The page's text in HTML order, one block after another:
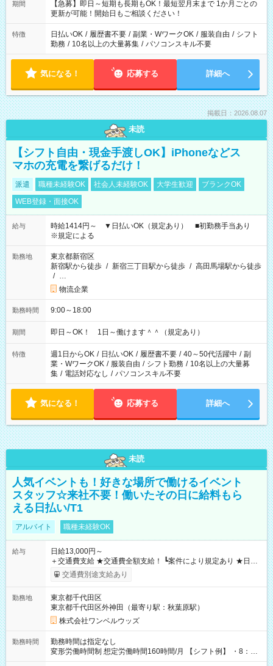
期間
【急募】即日～短期も長期もOK！最短翌月末まで 1か月ごとの
更新が可能！開始日もご相談ください！
特徴 日払いOK / 履歴書不要 / 副業・WワークOK / 服装自由 / シフト
勤務 / 10名以上の大量募集 / パソコンスキル不要
気になる！ 応募する 詳細へ
掲載日：2026.08.07
未読
【シフト自由・現金手渡しOK】iPhoneなどス
マホの充電を繋げるだけ！
派遣 職種未経験OK 社会人未経験OK 大学生歓迎
ブランクOK
WEB登録・面接OK
給与
時給1414円～ ▼日払いOK（規定あり） ■初勤務手当あり
※規定による
勤務地
東京都新宿区
新宿駅から徒歩 / 新宿三丁目駅から徒歩 / 高田馬場駅から徒歩
/ …
物流企業
勤務時間 9:00～18:00
期間 即日～OK！ 1日～働けます＾＾（規定あり）
特徴 週1日からOK / 日払いOK / 履歴書不要 / 40～50代活躍中 / 副
業・WワークOK / 服装自由 / シフト勤務 / 10名以上の大量募
集 / 電話対応なし / パソコンスキル不要
気になる！ 応募する 詳細へ
未読
人気イベントも！好きな場所で働けるイベント
スタッフ☆来社不要！働いたその日に給料もら
える日払い/T1
アルバイト 職種未経験OK
給与
日給13,000円～
＋交通費支給 ★交通費全額支給！ ┗案件により規定あり ★日払
いOK！（規定あり） ┗働いたその日に現金GET♪ お仕事後はコ
ンビニATMから 日払い分を引き落とせます！ 【試用期間】試
交通費別途支給あり
勤務地
東京都千代田区
東京都千代田区外神田（最寄り駅：秋葉原駅）
株式会社ワンベルウッズ
勤務時間
勤務時間は指定なし
変形労働時間制 想定労働時間160時間/月 【シフト例】 ・8：00
～21：00